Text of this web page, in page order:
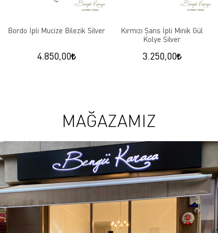
Bordo İpli Mucize Bilezik Silver
4.850,00
Kırmızı Şans İpli Minik Gül
Kolye Silver
3.250,00
MAĞAZAMIZ